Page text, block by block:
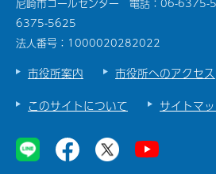
尼崎市コールセンター 電話：06-
6375-5625
法人番号：1000020282022
市役所案内 市役所へのアクセス
このサイトについて
サイトマ